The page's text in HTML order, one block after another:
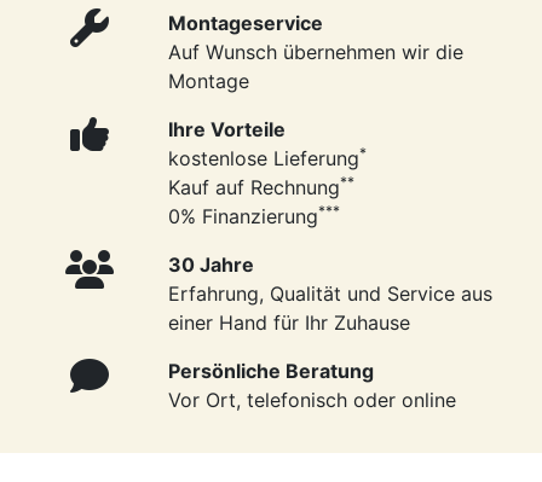
Montageservice
Auf Wunsch übernehmen wir die
Montage
Ihre Vorteile
kostenlose Lieferung*
Kauf auf Rechnung**
0% Finanzierung***
30 Jahre
Erfahrung, Qualität und Service aus
einer Hand für Ihr Zuhause
Persönliche Beratung
Vor Ort, telefonisch oder online